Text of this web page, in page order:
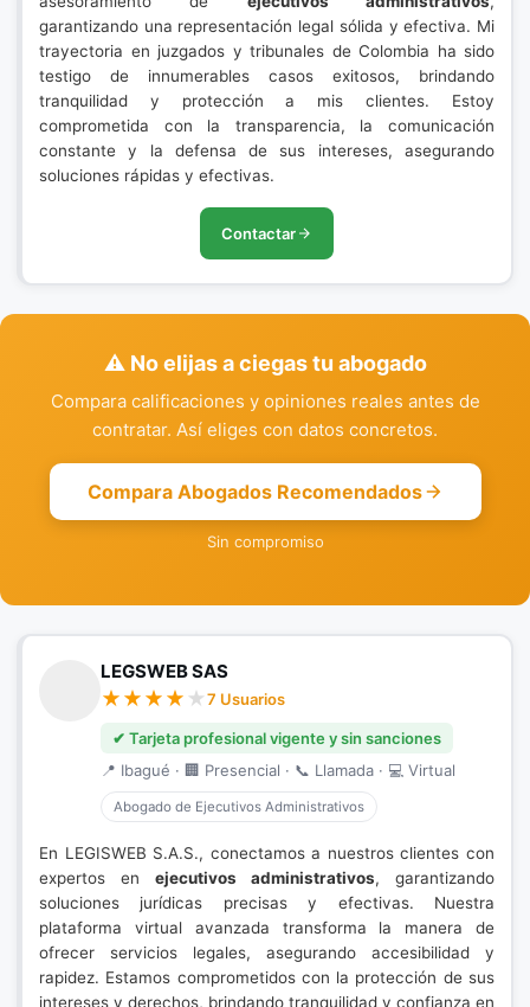
garantizando una representación legal sólida y efectiva. Mi
trayectoria en juzgados y tribunales de Colombia ha sido
testigo de innumerables casos exitosos, brindando
tranquilidad y protección a mis clientes. Estoy
comprometida con la transparencia, la comunicación
constante y la defensa de sus intereses, asegurando
soluciones rápidas y efectivas.
Contactar
⚠️ No elijas a ciegas tu abogado
Compara calificaciones y opiniones reales antes de
contratar. Así eliges con datos concretos.
Compara Abogados Recomendados
Sin compromiso
LEGSWEB SAS
7 Usuarios
✔ Tarjeta profesional vigente y sin sanciones
📍 Ibagué · 🏢 Presencial · 📞 Llamada · 💻 Virtual
Abogado de Ejecutivos Administrativos
En LEGISWEB S.A.S., conectamos a nuestros clientes con
expertos en ejecutivos administrativos, garantizando
soluciones jurídicas precisas y efectivas. Nuestra
plataforma virtual avanzada transforma la manera de
ofrecer servicios legales, asegurando accesibilidad y
rapidez. Estamos comprometidos con la protección de sus
intereses y derechos, brindando tranquilidad y confianza en